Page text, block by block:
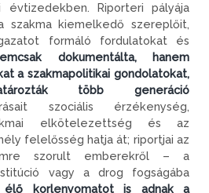
évtizedekben. Riporteri pályája
szakma kiemelkedő szereplőit,
formáló fordulatokat és
dokumentálta, hanem
a szakmapolitikai gondolatokat,
több generáció
szociális érzékenység,
elkötelezettség és az
felelősség hatja át; riportjai az
szorult emberekről – a
vagy a drog fogságába
élő korlenyomatot is adnak a